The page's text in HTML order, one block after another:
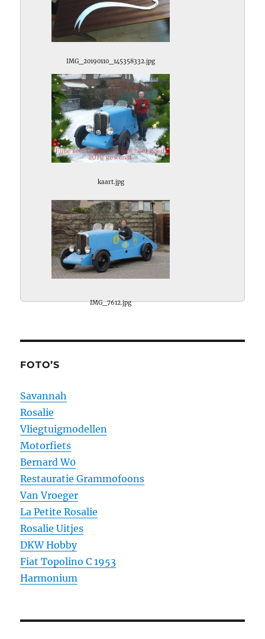
IMG_20190110_145358332.jpg
kaart.jpg
IMG_7612.jpg
FOTO’S
Savannah
Rosalie
Vliegtuigmodellen
Motorfiets
Bernard W0
Restauratie Grammofoons
Van Vroeger
La Petite Rosalie
Rosalie Uitjes
DKW Hobby
Fiat Topolino C 1953
Harmonium